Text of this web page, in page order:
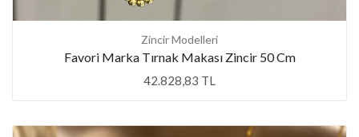
Zincir Modelleri
Favori Marka Tırnak Makası Zincir 50 Cm
42.828,83 TL